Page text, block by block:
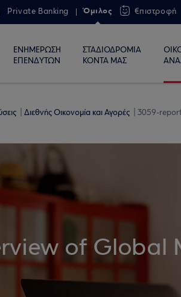
Private Banking Όμιλος €πιστροφή
ΕΝΗΜΕΡΩΣΗ
ΕΠΕΝΔΥΤΩΝ
ΣΤΑΔΙΟΔΡΟΜΙΑ
ΚΟΝΤΑ ΜΑΣ
Διεθνής Οικονομία και Αγορές 3059-
of Global